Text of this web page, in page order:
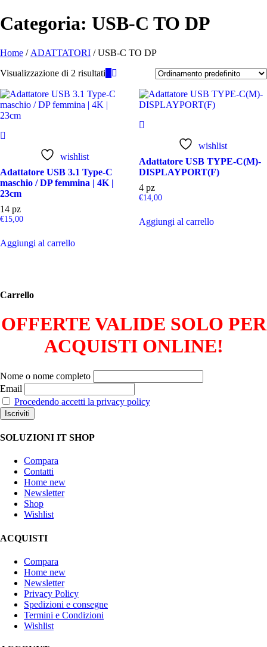
Categoria: USB-C TO DP
Home / ADATTATORI / USB-C TO DP
Visualizzazione di 2 risultati
wishlist
Adattatore USB 3.1 Type-C
maschio / DP femmina | 4K |
23cm
14 pz
€15,00
Aggiungi al carrello
wishlist
Adattatore USB TYPE-C(M)-
DISPLAYPORT(F)
4 pz
€14,00
Aggiungi al carrello
Carrello
OFFERTE VALIDE SOLO PER
ACQUISTI ONLINE!
Nome o nome completo
Email
Procedendo accetti la privacy policy
SOLUZIONI IT SHOP
Compara
Contatti
Home new
Newsletter
Shop
Wishlist
ACQUISTI
Compara
Home new
Newsletter
Privacy Policy
Spedizioni e consegne
Termini e Condizioni
Wishlist